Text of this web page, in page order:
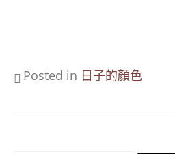
Posted in 日子的顏色